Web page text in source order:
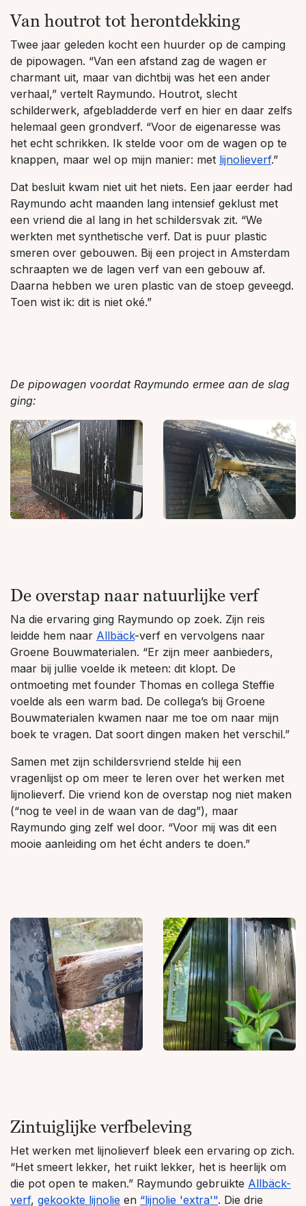
Van houtrot tot herontdekking
Twee jaar geleden kocht een huurder op de camping
de pipowagen. “Van een afstand zag de wagen er
charmant uit, maar van dichtbij was het een ander
verhaal,” vertelt Raymundo. Houtrot, slecht
schilderwerk, afgebladderde verf en hier en daar zelfs
helemaal geen grondverf. “Voor de eigenaresse was
het echt schrikken. Ik stelde voor om de wagen op te
knappen, maar wel op mijn manier: met lijnolieverf.”
Dat besluit kwam niet uit het niets. Een jaar eerder had
Raymundo acht maanden lang intensief geklust met
een vriend die al lang in het schildersvak zit. “We
werkten met synthetische verf. Dat is puur plastic
smeren over gebouwen. Bij een project in Amsterdam
schraapten we de lagen verf van een gebouw af.
Daarna hebben we uren plastic van de stoep geveegd.
Toen wist ik: dit is niet oké.”
De pipowagen voordat Raymundo ermee aan de slag
ging:
De overstap naar natuurlijke verf
Na die ervaring ging Raymundo op zoek. Zijn reis
leidde hem naar Allbäck-verf en vervolgens naar
Groene Bouwmaterialen. “Er zijn meer aanbieders,
maar bij jullie voelde ik meteen: dit klopt. De
ontmoeting met founder Thomas en collega Steffie
voelde als een warm bad. De collega’s bij Groene
Bouwmaterialen kwamen naar me toe om naar mijn
boek te vragen. Dat soort dingen maken het verschil.”
Samen met zijn schildersvriend stelde hij een
vragenlijst op om meer te leren over het werken met
lijnolieverf. Die vriend kon de overstap nog niet maken
(“nog te veel in de waan van de dag”), maar
Raymundo ging zelf wel door. “Voor mij was dit een
mooie aanleiding om het écht anders te doen.”
Zintuiglijke verfbeleving
Het werken met lijnolieverf bleek een ervaring op zich.
“Het smeert lekker, het ruikt lekker, het is heerlijk om
die pot open te maken.” Raymundo gebruikte Allbäck-
verf, gekookte lijnolie en “lijnolie 'extra'". Die drie